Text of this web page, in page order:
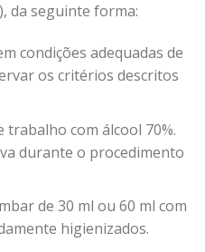
da seguinte forma:
condições adequadas de
os critérios descritos
trabalho com álcool 70%.
durante o procedimento
de 30 ml ou 60 ml com
higienizados.